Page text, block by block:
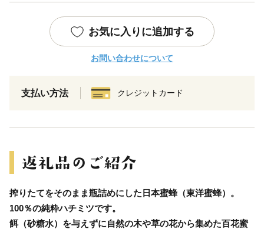
お気に入りに追加する
お問い合わせについて
支払い方法 クレジットカード
搾りたてをそのまま瓶詰めにした日本蜜蜂（東洋蜜蜂）。
100％の純粋ハチミツです。
餌（砂糖水）を与えずに自然の木や草の花から集めた百花蜜